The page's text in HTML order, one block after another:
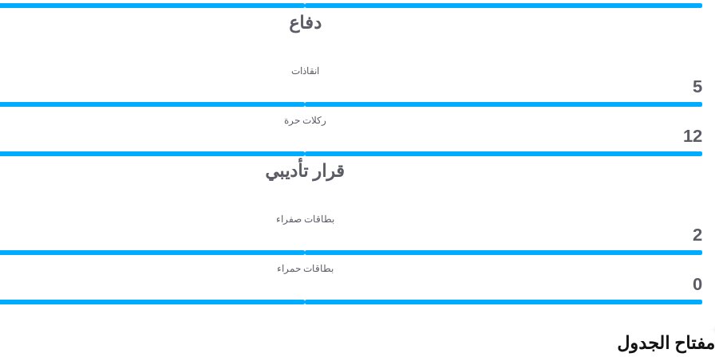
دفاع
انقاذات
5
ركلات حرة
12
قرار تأديبي
بطاقات صفراء
2
بطاقات حمراء
0
مفتاح الجدول